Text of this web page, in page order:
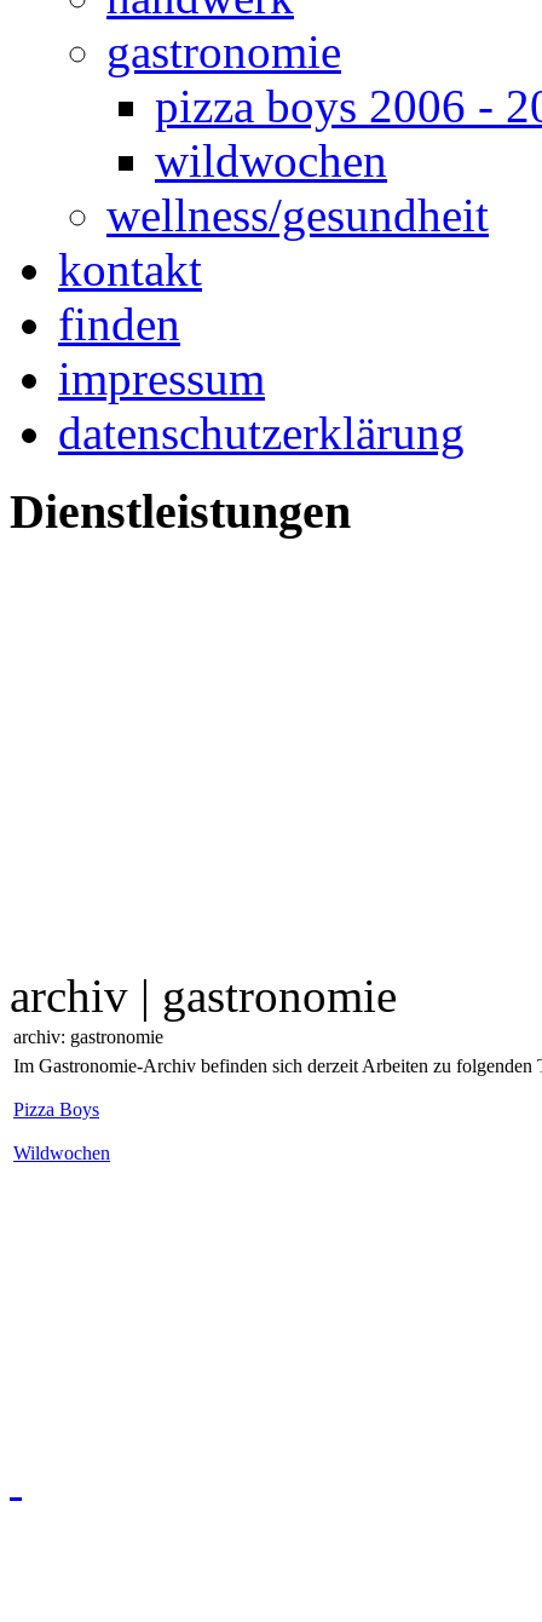
gastronomie
pizza boys 2006 -
wildwochen
wellness/gesundheit
kontakt
finden
impressum
datenschutzerklärung
Dienstleistungen
archiv | gastronomie
archiv: gastronomie
Im Gastronomie-Archiv befinden sich derzeit Arbeiten zu folgenden
Pizza Boys
Wildwochen